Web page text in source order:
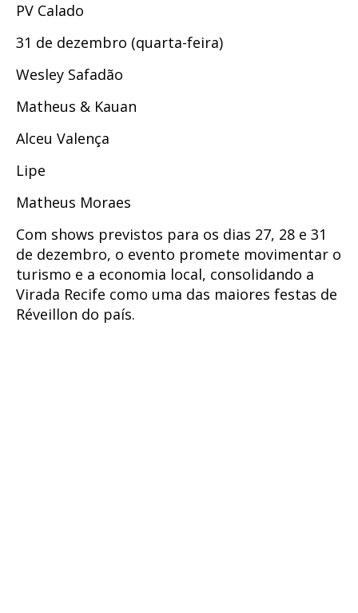
PV Calado
31 de dezembro (quarta-feira)
Wesley Safadão
Matheus & Kauan
Alceu Valença
Lipe
Matheus Moraes
Com shows previstos para os dias 27, 28 e 31
de dezembro, o evento promete movimentar o
turismo e a economia local, consolidando a
Virada Recife como uma das maiores festas de
Réveillon do país.